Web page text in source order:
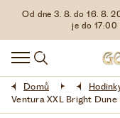
Od dne 3. 8. do 16. 8.
je do 17:00
HODINKY
DOPLŇKY
ŠPERKY
Domů
Ventura XXL Bright